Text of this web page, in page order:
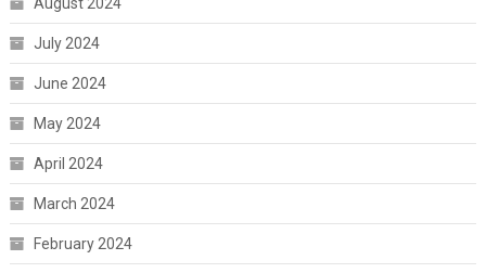
July 2024
June 2024
May 2024
April 2024
March 2024
February 2024